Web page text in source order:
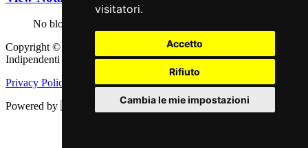
visitatori.
Accetto
Rifiuto
Cambia le mie impostazioni
No blogs are posted
Copyright © 2011 - 2026 adEIdJ - Associazione delle Etichette
Indipendenti di Jazz. All Rights Reserved.
Privacy Policy
Cookie Policy
Powered by
Web Engine